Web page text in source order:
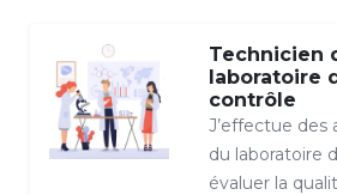
Technicien
laboratoire
contrôle
J’effectue des
du laboratoire
évaluer la